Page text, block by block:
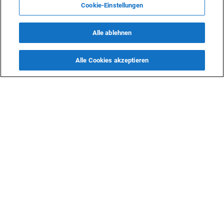
23 August 2023 13:30
KazMunayGas senkt die Kosten für Dieselkraftstoff für
Landwirte
Wirtschaft 23 August 2023 09:12
Kasachstan begann mit dem industriellen
Cookie-Einstellungen
Alle ablehnen
Alle Cookies akzeptieren